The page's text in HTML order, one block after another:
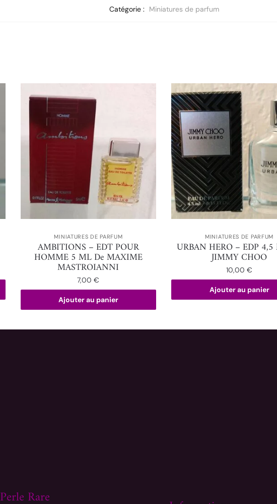
Catégorie : Miniatures de parfum
MINIATURES DE PARFUM
AMBITIONS – EDT POUR
HOMME 5 ML De MAXIME
MASTROIANNI
7,00€
Ajouter au panier
MINIATURES DE PARFUM
URBAN HERO – EDP
JIMMY CHOO
10,00€
Ajouter au panier
Perle Rare